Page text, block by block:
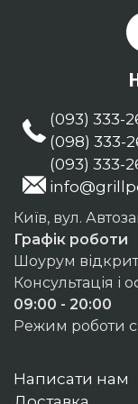
(093) 333-
(098) 333-
(093) 333-
Київ, вул.
Графік роботи
Шоурум
Консультація
09:00 - 20:00
Режим роботи
Написати нам